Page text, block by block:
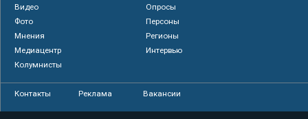
Видео
Опросы
Фото
Персоны
Мнения
Регионы
Медиацентр
Интервью
Колумнисты
Контакты Реклама Вакансии